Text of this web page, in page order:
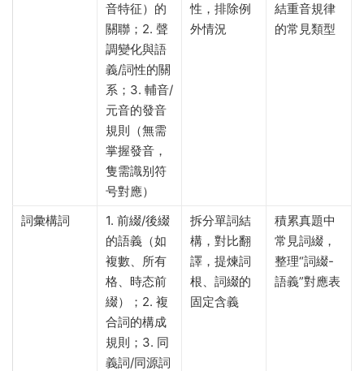
音特征）的
關聯；2. 聲
調變化與語
義/詞性的關
系；3. 輔音/
元音的發音
規則（無需
掌握發音，
隻需識别符
号對應）
性，排除例
外情況
結重音規律
的常見類型
詞彙構詞
1. 前綴/後綴
的語義（如
複數、所有
格、時态前
綴）；2. 複
合詞的構成
規則；3. 同
義詞/同源詞
拆分單詞結
構，對比翻
譯，提煉詞
根、詞綴的
固定含義
積累真題中
常見詞綴，
整理“詞綴-
語義”對應表